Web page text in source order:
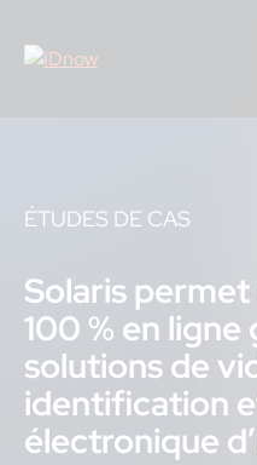
content
ÉTUDES DE CAS
Solaris
100 % en ligne
solutions de
identification
électronique